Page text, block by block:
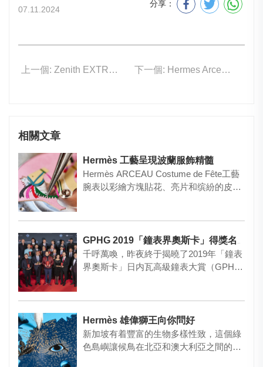
07.11.2024
分享：
上一個: Zenith EXTREME Diver 95.9600.3620/01.I300 下一個: Hermes Arceau Duc Attelé 陀飛輪三問腕表 玫瑰金款
相關文章
Hermès 工藝呈現波蘭服飾精髓
Hermès ARCEAU Costume de Fête工藝
腕表以彩繪方塊貼花、亮片和缤紛的皮
GPHG 2019「鐘表界奧斯卡」得獎名單！
千呼萬喚，昨夜終于揭曉了2019年「鐘表
界奧斯卡」日内瓦高級鐘表大賞（GPH
Hermès 雄偉獅王向你問好
新加坡有着豐富的生物多樣性致，這個綠
色島嶼讓候鳥在北亞和澳大利亞之間的旅